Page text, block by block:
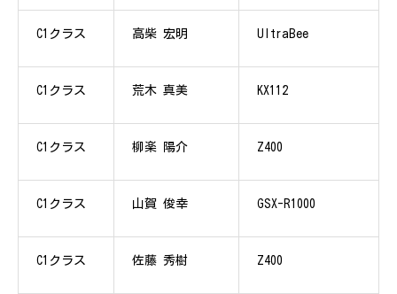
C1クラス 高柴 宏明 UltraBee
C1クラス 荒木 真美 KX112
C1クラス 柳楽 陽介 Z400
C1クラス 山賀 俊幸 GSX-R1000
C1クラス 佐藤 秀樹 Z400